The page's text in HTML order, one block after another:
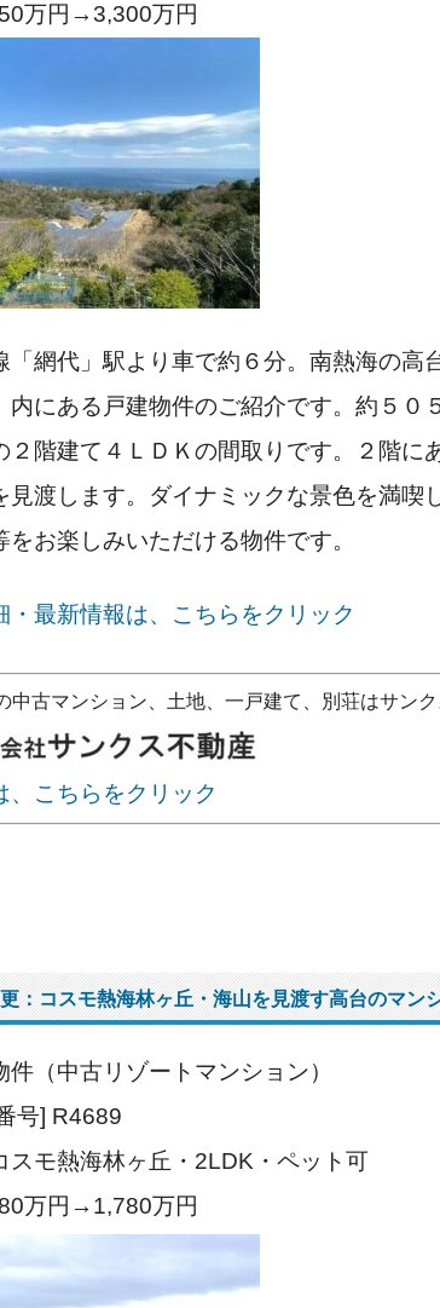
万円→3,300万円
「網代」駅より車で約６分。南熱海の高
内にある戸建物件のご紹介です。約５０
２階建て４ＬＤＫの間取りです。２階に
見渡します。ダイナミックな景色を満喫
をお楽しみいただける物件です。
・最新情報は、こちらをクリック
中古マンション、土地、一戸建て、別荘はサン
、こちらをクリック
：コスモ熱海林ヶ丘・海山を見渡す高台のマン
件（中古リゾートマンション）
号] R4689
スモ熱海林ヶ丘・2LDK・ペット可
万円→1,780万円